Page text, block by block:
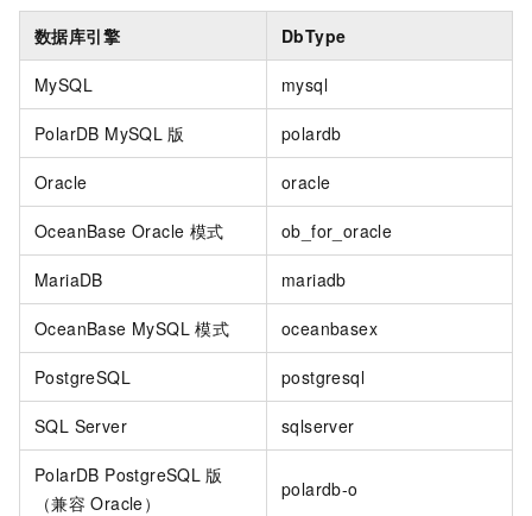
数据库引擎 DbType
MySQL mysql
PolarDB MySQL 版 polardb
Oracle oracle
OceanBase Oracle 模式 ob_for_oracle
MariaDB mariadb
OceanBase MySQL 模式 oceanbasex
PostgreSQL postgresql
SQL Server sqlserver
PolarDB PostgreSQL 版
（兼容 Oracle）
polardb-o